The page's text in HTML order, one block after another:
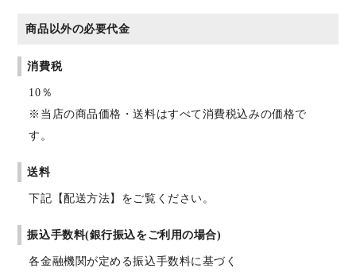
商品以外の必要代金
消費税
10％
※当店の商品価格・送料はすべて消費税込みの価格で
す。
送料
下記【配送方法】をご覧ください。
振込手数料(銀行振込をご利用の場合)
各金融機関が定める振込手数料に基づく